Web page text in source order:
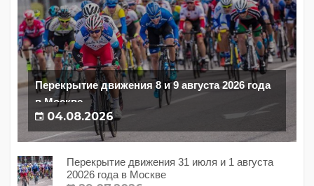
Перекрытие движения 8 и 9 августа 2026 года
в Москве
04.08.2026
Перекрытие движения 31 июля и 1 августа
20026 года в Москве